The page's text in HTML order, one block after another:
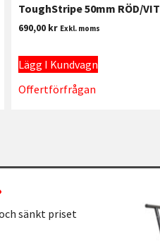
ToughStripe 50mm RÖD/VIT
690,00 kr Exkl. moms
Lägg I Kundvagn
Offertförfrågan
sänkt priset